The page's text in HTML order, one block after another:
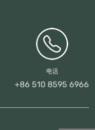
电话
+86 510 8595 6966